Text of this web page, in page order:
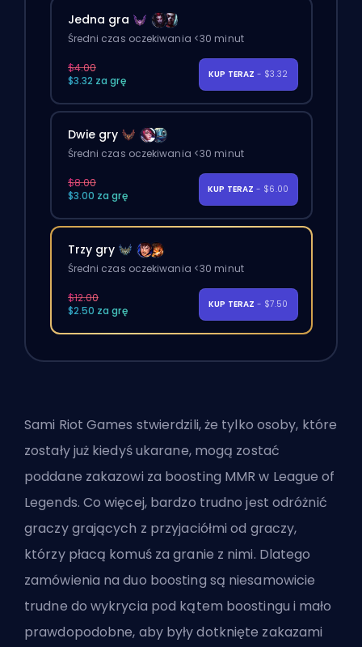
Jedna gra
Średni czas oczekiwania <30 minut
$4.00
$3.32 za grę
KUP TERAZ - $3.32
Dwie gry
Średni czas oczekiwania <30 minut
$8.00
$3.00 za grę
KUP TERAZ - $6.00
Trzy gry
Średni czas oczekiwania <30 minut
$12.00
$2.50 za grę
KUP TERAZ - $7.50
Sami Riot Games stwierdzili, że tylko osoby, które
zostały już kiedyś ukarane, mogą zostać
poddane zakazowi za boosting MMR w League of
Legends. Co więcej, bardzo trudno jest odróżnić
graczy grających z przyjaciółmi od graczy,
którzy płacą komuś za granie z nimi. Dlatego
zamówienia na duo boosting są niesamowicie
trudne do wykrycia pod kątem boostingu i mało
prawdopodobne, aby były dotknięte zakazami